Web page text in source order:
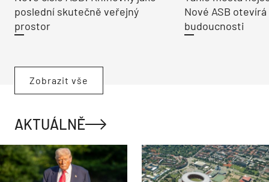
poslední skutečně veřejný
prostor
Nové ASB
budoucnosti
Zobrazit vše
AKTUÁLNĚ